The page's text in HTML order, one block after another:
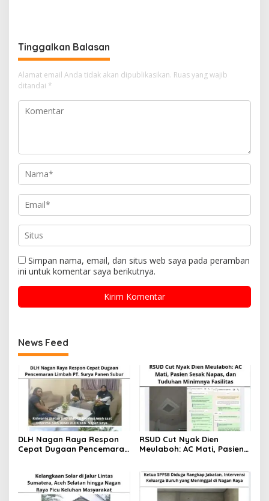
Tinggalkan Balasan
Alamat email Anda tidak akan dipublikasikan. Ruas yang wajib
ditandai *
Simpan nama, email, dan situs web saya pada peramban
ini untuk komentar saya berikutnya.
News Feed
DLH Nagan Raya Respon
Cepat Dugaan Pencemaran
RSUD Cut Nyak Dien
Meulaboh: AC Mati, Pasien